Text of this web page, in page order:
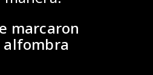
marcaron
alfombra